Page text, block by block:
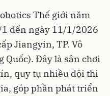
Thế giới năm
đến ngày 11/1/2026
Jiangyin, TP. Vô
Quốc). Đây là sân chơi
quy tụ nhiều đội thi
góp phần phát triển